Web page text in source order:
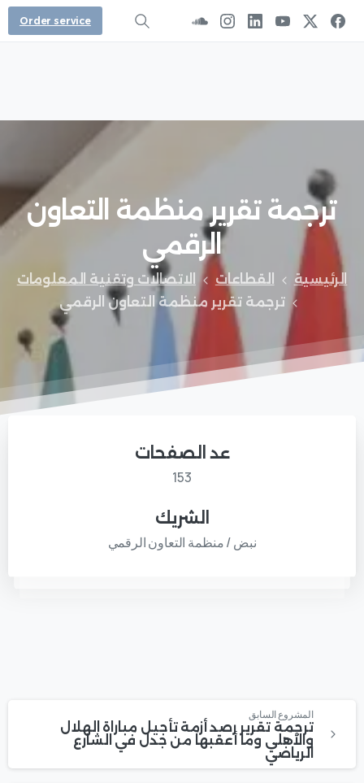
Order service
ترجمة تقرير منظمة التعاون
الرقمي
الرئيسية القطاعات
الاتصالات وتقنية المعلومات
ترجمة تقرير منظمة التعاون الرقمي
عد الصفحات
153
الشريك
نبض / منظمة التعاون الرقمي
المشروع السابق
ترجمة تقرير رصد أزمة تأجيل مباراة الهلال
والأهلي وما أعقبها من جدل في الشارع
الرياضي